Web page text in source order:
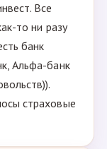
Все
то ни разу
банк
Альфа-банк
страховые